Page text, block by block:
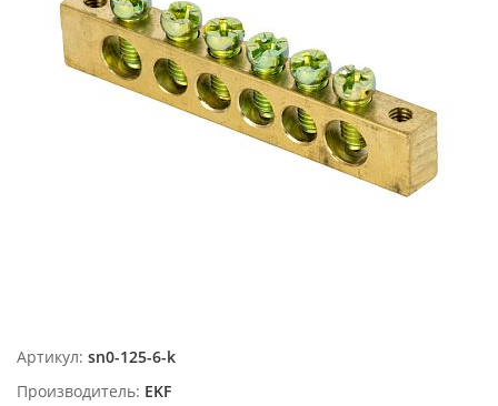
Артикул: sn0-125-6-k
Производитель: EKF